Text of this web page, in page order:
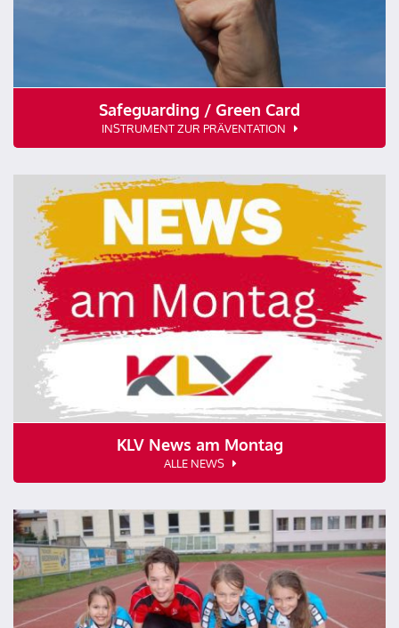
Safeguarding / Green Card
INSTRUMENT ZUR PRÄVENTATION
KLV News am Montag
ALLE NEWS